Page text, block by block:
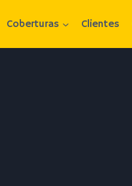
Coberturas Clientes